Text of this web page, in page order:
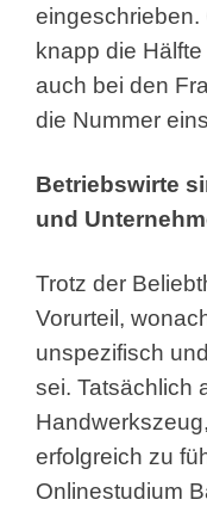
eingeschrieben.
knapp die
auch bei den
die Nummer
Betriebswirte
und
Trotz der
Vorurteil,
unspezifisch
sei. Tatsächlich
erfolgreich zu
Onlinestudium